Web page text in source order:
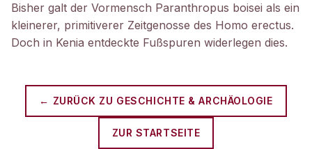
Bisher galt der Vormensch Paranthropus boisei als ein
kleinerer, primitiverer Zeitgenosse des Homo erectus.
Doch in Kenia entdeckte Fußspuren widerlegen dies.
← ZURÜCK ZU GESCHICHTE & ARCHÄOLOGIE
ZUR STARTSEITE